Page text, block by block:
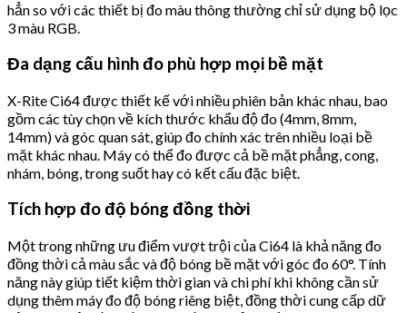
hẳn so với các thiết bị đo màu thông thường chỉ sử dụng bộ lọc
3 màu RGB.
Đa dạng cấu hình đo phù hợp mọi bề mặt
X-Rite Ci64 được thiết kế với nhiều phiên bản khác nhau, bao
gồm các tùy chọn về kích thước khẩu độ đo (4mm, 8mm,
14mm) và góc quan sát, giúp đo chính xác trên nhiều loại bề
mặt khác nhau. Máy có thể đo được cả bề mặt phẳng, cong,
nhám, bóng, trong suốt hay có kết cấu đặc biệt.
Tích hợp đo độ bóng đồng thời
Một trong những ưu điểm vượt trội của Ci64 là khả năng đo
đồng thời cả màu sắc và độ bóng bề mặt với góc đo 60°. Tính
năng này giúp tiết kiệm thời gian và chi phí khi không cần sử
dụng thêm máy đo độ bóng riêng biệt, đồng thời cung cấp dữ